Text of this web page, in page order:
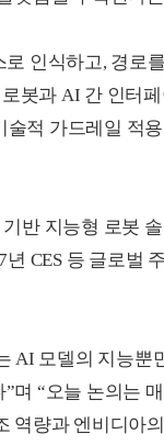
인식하고, 경로
봇과 AI 간 인터
적 가드레일 적
반 지능형 로봇
CES 등 글로벌
AI 모델의 지능뿐
며 “오늘 논의는
역량과 엔비디아